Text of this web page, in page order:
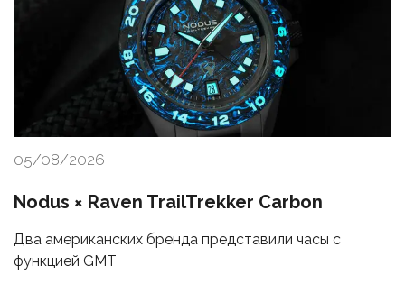
05/08/2026
Nodus × Raven TrailTrekker Carbon
Два американских бренда представили часы с
функцией GMT